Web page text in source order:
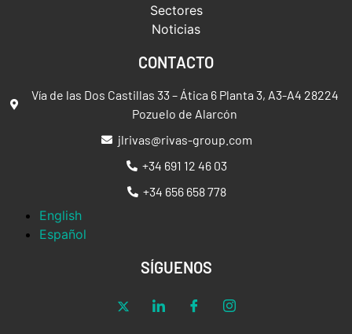
Sectores
Noticias
CONTACTO
Vía de las Dos Castillas 33 – Ática 6 Planta 3, A3-A4 28224
Pozuelo de Alarcón
jlrivas@rivas-group.com
+34 691 12 46 03
+34 656 658 778
English
Español
SÍGUENOS